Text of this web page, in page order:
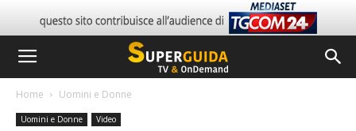
Home Uomini e Donne
Uomini e Donne Video